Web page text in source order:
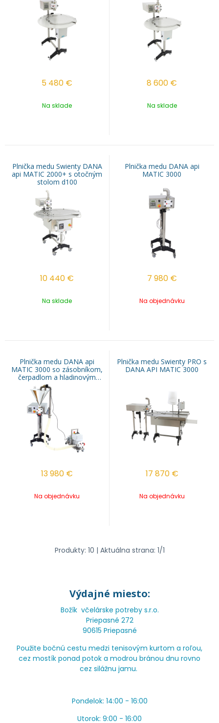
5 480 €
Na sklade
8 600 €
Na sklade
Plnička medu Swienty DANA
api MATIC 2000+ s otočným
stolom d100
10 440 €
Na sklade
Plnička medu DANA api
MATIC 3000
7 980 €
Na objednávku
Plnička medu DANA api
MATIC 3000 so zásobníkom,
čerpadlom a hladinovým
spínačom
13 980 €
Na objednávku
Plnička medu Swienty PRO s
DANA API MATIC 3000
17 870 €
Na objednávku
Produkty: 10 | Aktuálna strana: 1/1
Výdajné miesto:
Božík včelárske potreby s.r.o.
Priepasné 272
90615 Priepasné
Použite bočnú cestu medzi tenisovým kurtom a roľou,
cez mostík ponad potok a modrou bránou dnu rovno
cez silážnu jamu.
Pondelok: 14:00 - 16:00
Utorok: 9:00 - 16:00